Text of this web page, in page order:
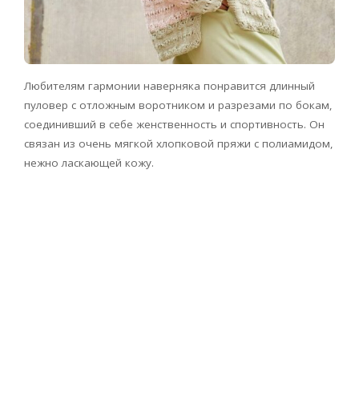
Любителям гармонии наверняка понравится длинный
пуловер с отложным воротником и разрезами по бокам,
соединивший в себе женственность и спортивность. Он
связан из очень мягкой хлопковой пряжи с полиамидом,
нежно ласкающей кожу.